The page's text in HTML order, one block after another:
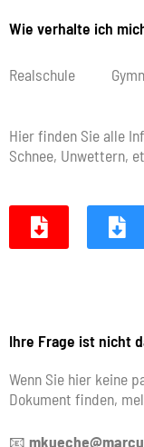
Wie verhalte ich
Realschule
Hier finden Sie alle
Schnee, Unwettern,
Ihre Frage ist nicht
Wenn Sie hier keine
Dokument finden,
📧